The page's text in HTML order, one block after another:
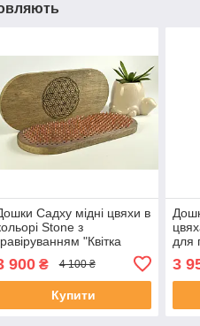
Садху мідні цвяхи в
Stone з
"Квітка
1 см.
900₴ 4 100 ₴
Купити
для
3